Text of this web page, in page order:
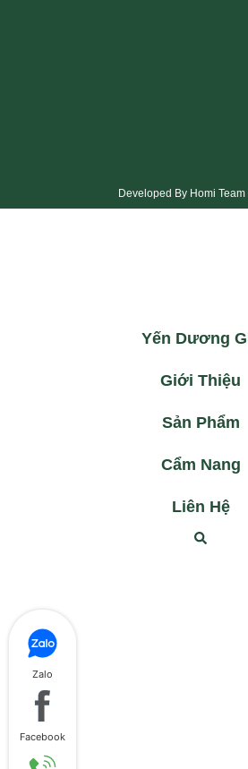
Developed By Homi
Zalo
Facebook
Yến Dương
Giới Thiệu
Sản Phẩm
Cẩm Nang
Liên Hệ